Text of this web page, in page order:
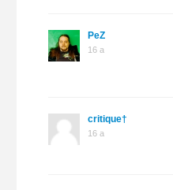
PeZ
16 a
critique†
16 a